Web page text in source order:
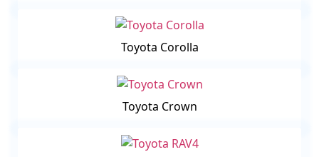
Toyota Corolla
Toyota Crown